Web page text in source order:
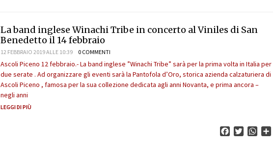
La band inglese Winachi Tribe in concerto al Viniles di San
Benedetto il 14 febbraio
12 FEBBRAIO 2019 ALLE 10:39 0 COMMENTI
Ascoli Piceno 12 febbraio.- La band inglese ”Winachi Tribe” sarà per la prima volta in Italia per
due serate . Ad organizzare gli eventi sarà la Pantofola d’Oro, storica azienda calzaturiera di
Ascoli Piceno , famosa per la sua collezione dedicata agli anni Novanta, e prima ancora –
negli anni
LEGGI DI PIÙ
FacebookTwitter